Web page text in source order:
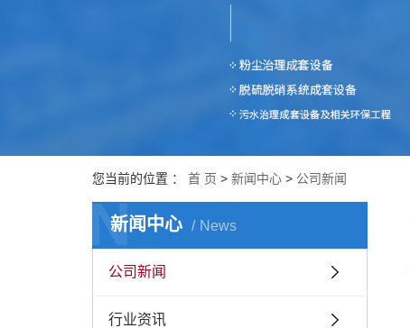
您当前的位置 ： 首 页 > 新闻中心 > 公司新闻
新闻中心 News
N
公司新闻
行业资讯